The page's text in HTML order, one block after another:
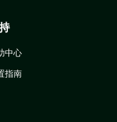
中心
指南